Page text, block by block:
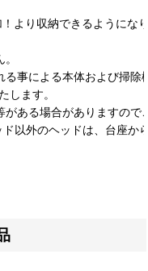
より収納できるようにな
事による本体および掃除
します。
ある場合がありますので
以外のヘッドは、台座か